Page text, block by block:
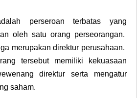
perseroan terbatas yang
oleh satu orang perseorangan.
merupakan direktur perusahaan.
tersebut memiliki kekuasaan
direktur serta mengatur
saham.